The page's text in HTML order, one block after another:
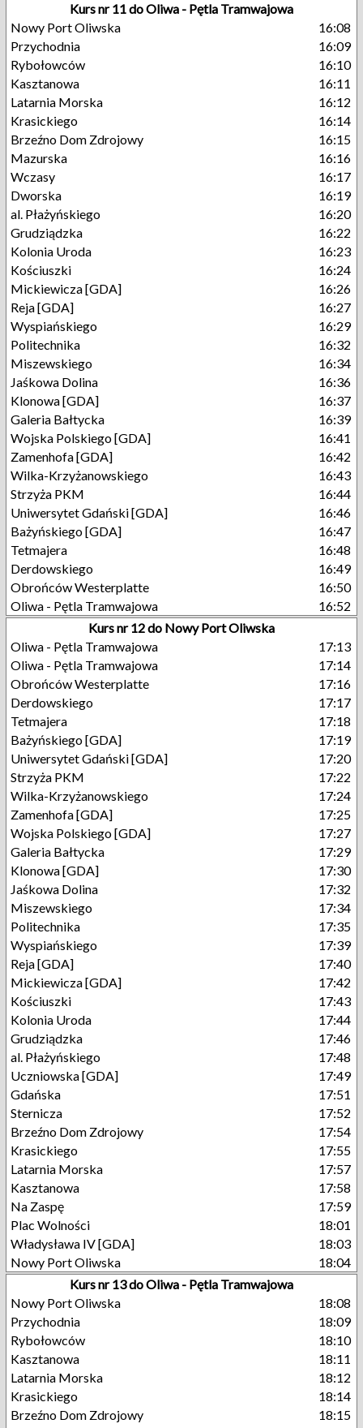
Kurs nr 11 do Oliwa - Pętla Tramwajowa
Nowy Port Oliwska
16:08
Przychodnia
16:09
Rybołowców
16:10
Kasztanowa
16:11
Latarnia Morska
16:12
Krasickiego
16:14
Brzeźno Dom Zdrojowy
16:15
Mazurska
16:16
Wczasy
16:17
Dworska
16:19
al. Płażyńskiego
16:20
Grudziądzka
16:22
Kolonia Uroda
16:23
Kościuszki
16:24
Mickiewicza [GDA]
16:26
Reja [GDA]
16:27
Wyspiańskiego
16:29
Politechnika
16:32
Miszewskiego
16:34
Jaśkowa Dolina
16:36
Klonowa [GDA]
16:37
Galeria Bałtycka
16:39
Wojska Polskiego [GDA]
16:41
Zamenhofa [GDA]
16:42
Wilka-Krzyżanowskiego
16:43
Strzyża PKM
16:44
Uniwersytet Gdański [GDA]
16:46
Bażyńskiego [GDA]
16:47
Tetmajera
16:48
Derdowskiego
16:49
Obrońców Westerplatte
16:50
Oliwa - Pętla Tramwajowa
16:52
Kurs nr 12 do Nowy Port Oliwska
Oliwa - Pętla Tramwajowa
17:13
Oliwa - Pętla Tramwajowa
17:14
Obrońców Westerplatte
17:16
Derdowskiego
17:17
Tetmajera
17:18
Bażyńskiego [GDA]
17:19
Uniwersytet Gdański [GDA]
17:20
Strzyża PKM
17:22
Wilka-Krzyżanowskiego
17:24
Zamenhofa [GDA]
17:25
Wojska Polskiego [GDA]
17:27
Galeria Bałtycka
17:29
Klonowa [GDA]
17:30
Jaśkowa Dolina
17:32
Miszewskiego
17:34
Politechnika
17:35
Wyspiańskiego
17:39
Reja [GDA]
17:40
Mickiewicza [GDA]
17:42
Kościuszki
17:43
Kolonia Uroda
17:44
Grudziądzka
17:46
al. Płażyńskiego
17:48
Uczniowska [GDA]
17:49
Gdańska
17:51
Sternicza
17:52
Brzeźno Dom Zdrojowy
17:54
Krasickiego
17:55
Latarnia Morska
17:57
Kasztanowa
17:58
Na Zaspę
17:59
Plac Wolności
18:01
Władysława IV [GDA]
18:03
Nowy Port Oliwska
18:04
Kurs nr 13 do Oliwa - Pętla Tramwajowa
Nowy Port Oliwska
18:08
Przychodnia
18:09
Rybołowców
18:10
Kasztanowa
18:11
Latarnia Morska
18:12
Krasickiego
18:14
Brzeźno Dom Zdrojowy
18:15